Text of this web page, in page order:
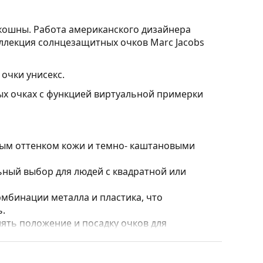
Работа американского дизайнера
солнцезащитных очков Marc Jacobs
унисекс.
очках с функцией виртуальной примерки
оттенком кожи и темно- каштановыми
выбор для людей с квадратной или
металла и пластика, что
положение и посадку очков для